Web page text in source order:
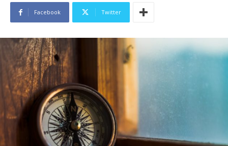
Facebook Twitter